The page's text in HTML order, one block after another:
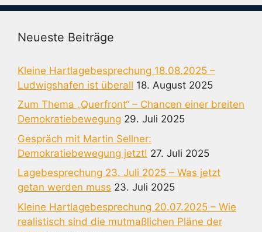
Neueste Beiträge
Kleine Hartlagebesprechung 18.08.2025 –
Ludwigshafen ist überall 18. August 2025
Zum Thema „Querfront“ – Chancen einer breiten
Demokratiebewegung 29. Juli 2025
Gespräch mit Martin Sellner:
Demokratiebewegung jetzt! 27. Juli 2025
Lagebesprechung 23. Juli 2025 – Was jetzt
getan werden muss 23. Juli 2025
Kleine Hartlagebesprechung 20.07.2025 – Wie
realistisch sind die mutmaßlichen Pläne der